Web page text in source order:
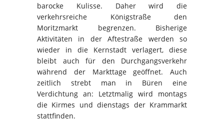
barocke Kulisse. Daher wird die
verkehrsreiche Königstraße den
Moritzmarkt begrenzen. Bisherige
Aktivitäten in der Aftestraße werden so
wieder in die Kernstadt verlagert, diese
bleibt auch für den Durchgangsverkehr
während der Markttage geöffnet. Auch
zeitlich strebt man in Büren eine
Verdichtung an: Letztmalig wird montags
die Kirmes und dienstags der Krammarkt
stattfinden.